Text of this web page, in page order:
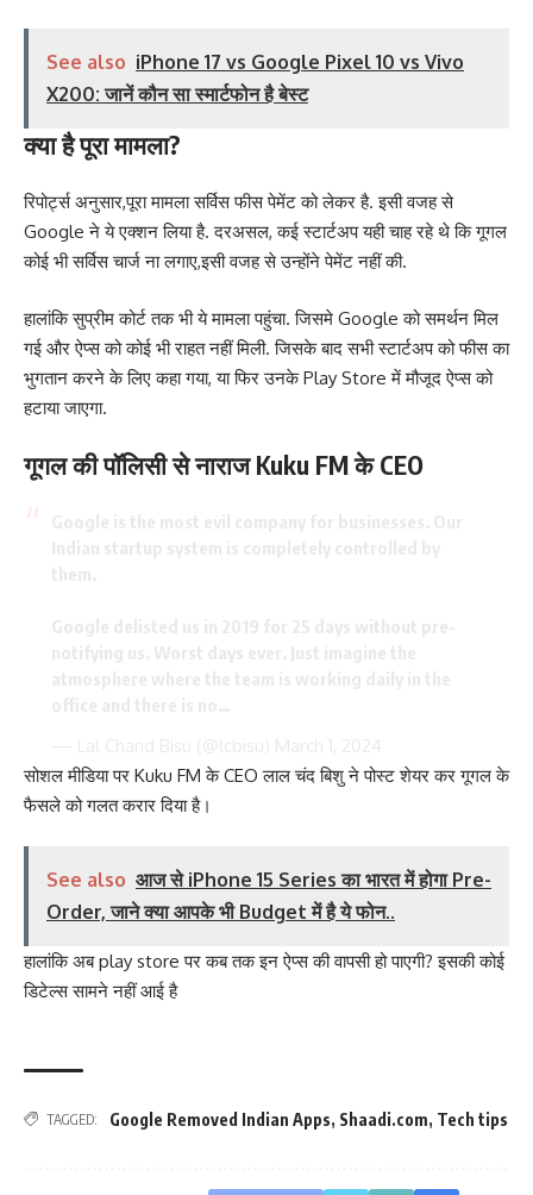
See also iPhone 17 vs Google Pixel 10 vs Vivo
X200: जानें कौन सा स्मार्टफोन है बेस्ट
क्या है पूरा मामला?
रिपोर्ट्स अनुसार,पूरा मामला सर्विस फीस पेमेंट को लेकर है. इसी वजह से
Google ने ये एक्शन लिया है. दरअसल, कई स्टार्टअप यही चाह रहे थे कि गूगल
कोई भी सर्विस चार्ज ना लगाए,इसी वजह से उन्होंने पेमेंट नहीं की.
हालांकि सुप्रीम कोर्ट तक भी ये मामला पहुंचा. जिसमे Google को समर्थन मिल
गई और ऐप्स को कोई भी राहत नहीं मिली. जिसके बाद सभी स्टार्टअप को फीस का
भुगतान करने के लिए कहा गया, या फिर उनके Play Store में मौजूद ऐप्स को
हटाया जाएगा.
गूगल की पॉलिसी से नाराज Kuku FM के CEO
सोशल मीडिया पर Kuku FM के CEO लाल चंद बिशु ने पोस्ट शेयर कर गूगल के
फैसले को गलत करार दिया है।
See also आज से iPhone 15 Series का भारत में होगा Pre-
Order, जाने क्या आपके भी Budget में है ये फोन..
हालांकि अब play store पर कब तक इन ऐप्स की वापसी हो पाएगी? इसकी कोई
डिटेल्स सामने नहीं आई है
TAGGED: Google Removed Indian Apps, Shaadi.com, Tech tips